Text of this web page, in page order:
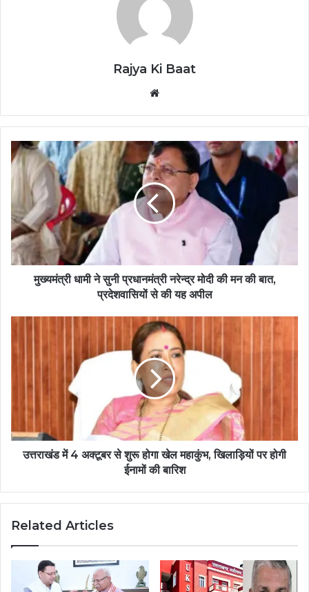
Rajya Ki Baat
मुख्यमंत्री धामी ने सुनी प्रधानमंत्री नरेन्द्र मोदी की मन की बात,
प्रदेशवासियों से की यह अपील
उत्तराखंड में 4 अक्टूबर से शुरू होगा खेल महाकुंभ, खिलाड़ियों पर होगी
ईनामों की बारिश
Related Articles